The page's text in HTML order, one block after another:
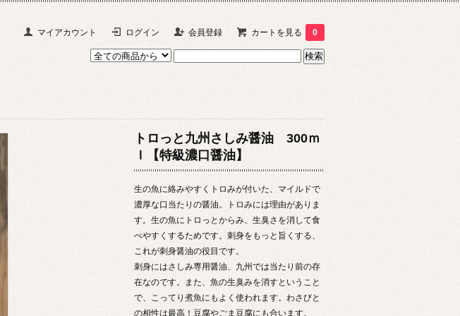
マイアカウント ログイン 会員登録 カートを見る 0
トロっと九州さしみ醤油 300ｍ
ｌ【特級濃口醤油】
生の魚に絡みやすくトロみが付いた、マイルドで
濃厚な口当たりの醤油。トロみには理由がありま
す。生の魚にトロっとからみ、生臭さを消して食
べやすくするためです。刺身をもっと旨くする、
これが刺身醤油の役目です。
刺身にはさしみ専用醤油、九州では当たり前の存
在なのです。また、魚の生臭みを消すということ
で、こってり煮魚にもよく使われます。わさびと
の相性は最高！豆腐やごま豆腐にも合います。